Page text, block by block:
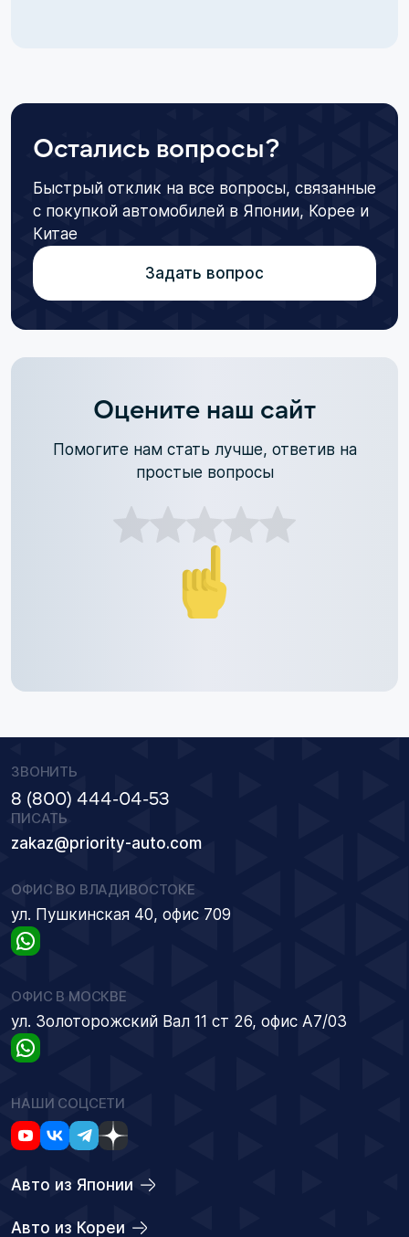
Остались вопросы?
Быстрый отклик на все вопросы, связанные
с покупкой автомобилей в Японии, Корее и
Китае
Задать вопрос
Оцените наш сайт
Помогите нам стать лучше, ответив на
простые вопросы
ЗВОНИТЬ
8 (800) 444-04-53
ПИСАТЬ
zakaz@priority-auto.com
ОФИС ВО ВЛАДИВОСТОКЕ
ул. Пушкинская 40, офис 709
ОФИС В МОСКВЕ
ул. Золоторожский Вал 11 ст 26, офис А7/03
НАШИ СОЦСЕТИ
Авто из Японии
Авто из Кореи